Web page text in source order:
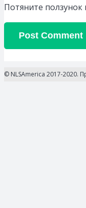
Потяните ползунок
Post Comment
© NLSAmerica 2017-2020.